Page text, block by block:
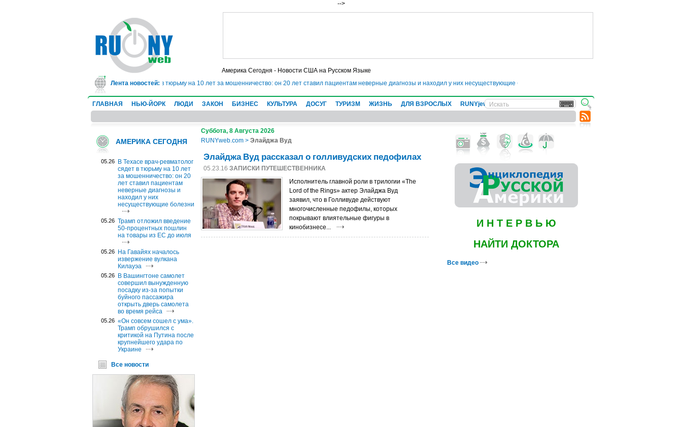
-->
Америка Сегодня - Новости США на Русском Языке
Лента новостей:
В Техасе врач-ревматолог сядет в тюрьму на 10 лет за мошенничество: он 20 лет ставил пациентам неверные диагнозы и находил у них несуществующие болезни
ГЛАВНАЯ НЬЮ-ЙОРК ЛЮДИ ЗАКОН БИЗНЕС КУЛЬТУРА ДОСУГ ТУРИЗМ ЖИЗНЬ ДЛЯ ВЗРОСЛЫХ RUNYjews ВЕСТИ ИЗ УКРАИНЫ
АМЕРИКА СЕГОДНЯ
05.26
В Техасе врач-ревматолог
сядет в тюрьму на 10 лет
за мошенничество: он 20
лет ставил пациентам
неверные диагнозы и
находил у них
несуществующие болезни
05.26 Трамп отложил введение
50-процентных пошлин
на товары из ЕС до июля
05.26
На Гавайях началось
извержение вулкана
Килауэа
05.26
В Вашингтоне самолет
совершил вынужденную
посадку из-за попытки
буйного пассажира
открыть дверь самолета
во время рейса
05.26 «Он совсем сошел с ума».
Трамп обрушился с
критикой на Путина после
крупнейшего удара по
Украине
Все новости
Суббота, 8 Августа 2026
RUNYweb.com > Элайджа Вуд
Элайджа Вуд рассказал о голливудских педофилах
05.23.16 ЗАПИСКИ ПУТЕШЕСТВЕННИКА
Исполнитель главной роли в трилогии «The
Lord of the Rings» актер Элайджа Вуд
заявил, что в Голливуде действуют
многочисленные педофилы, которых
покрывают влиятельные фигуры в
кинобизнесе...
И Н Т Е Р В Ь Ю
НАЙТИ ДОКТОРА
Все видео